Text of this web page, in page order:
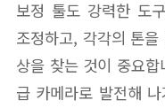
보정 툴도 강력한 도
조정하고, 각각의 톤
상을 찾는 것이 중요
급 카메라로 발전해